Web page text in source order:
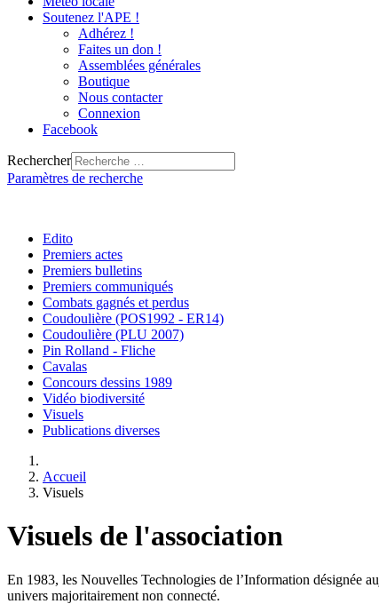
Soutenez l'APE !
Adhérez !
Faites un don !
Assemblées générales
Boutique
Nous contacter
Connexion
Facebook
Rechercher
Paramètres de recherche
Edito
Premiers actes
Premiers bulletins
Premiers communiqués
Combats gagnés et perdus
Coudoulière (POS1992 - ER14)
Coudoulière (PLU 2007)
Pin Rolland - Fliche
Cavalas
Concours dessins 1989
Vidéo biodiversité
Visuels
Publications diverses
Accueil
Visuels
Visuels de l'association
En 1983, les Nouvelles Technologies de l’Information désignée
univers majoritairement non connecté.